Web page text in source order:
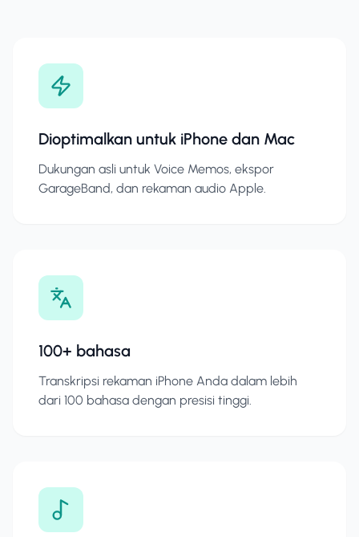
Dioptimalkan untuk iPhone dan Mac
Dukungan asli untuk Voice Memos, ekspor
GarageBand, dan rekaman audio Apple.
100+ bahasa
Transkripsi rekaman iPhone Anda dalam lebih
dari 100 bahasa dengan presisi tinggi.